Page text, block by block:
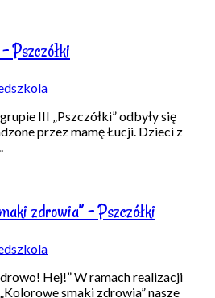
Pszczółki
III „Pszczółki” odbyły się
przez mamę Łucji. Dzieci z
zdrowia” – Pszczółki
Hej!” W ramach realizacji
smaki zdrowia” nasze